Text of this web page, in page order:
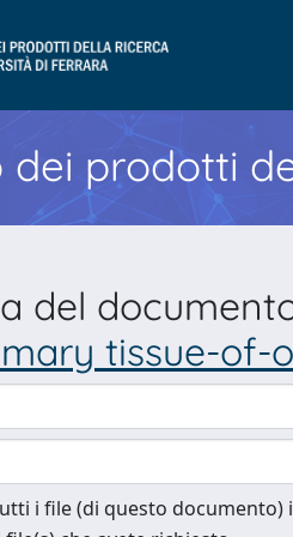
dei prodotti
del
tissue-of-
i file (di questo documento)